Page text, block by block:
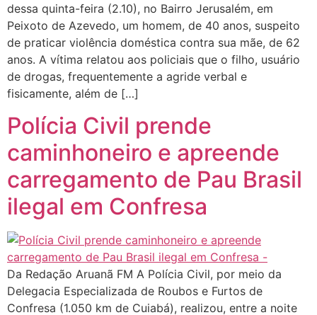
dessa quinta-feira (2.10), no Bairro Jerusalém, em
Peixoto de Azevedo, um homem, de 40 anos, suspeito
de praticar violência doméstica contra sua mãe, de 62
anos. A vítima relatou aos policiais que o filho, usuário
de drogas, frequentemente a agride verbal e
fisicamente, além de […]
Polícia Civil prende
caminhoneiro e apreende
carregamento de Pau Brasil
ilegal em Confresa
Da Redação Aruanã FM A Polícia Civil, por meio da
Delegacia Especializada de Roubos e Furtos de
Confresa (1.050 km de Cuiabá), realizou, entre a noite